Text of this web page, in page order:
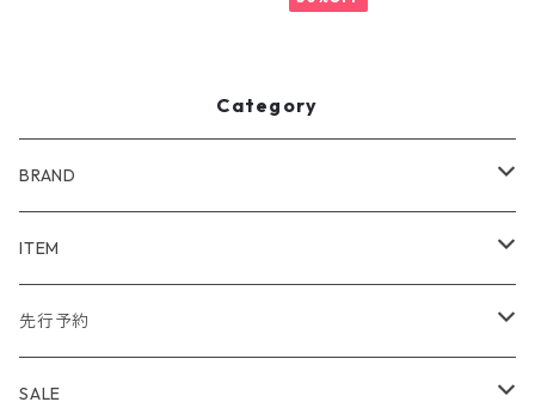
Category
BRAND
WIND AND SEA
アウター
トップス
NAISSANCE
アウター
bal
ITEM
アウター
トップス
先行予約
TODAYFUL 2020 SUMMER
SALE